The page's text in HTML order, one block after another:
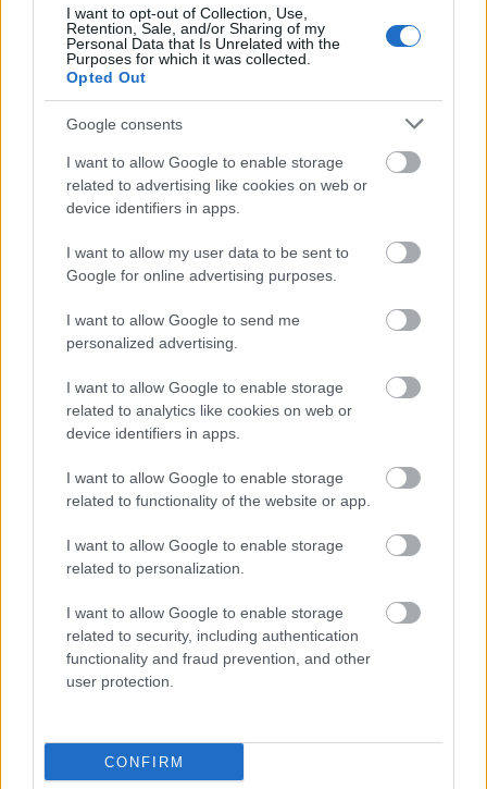
I want to opt-out of Collection, Use,
Retention, Sale, and/or Sharing of my
Personal Data that Is Unrelated with the
Purposes for which it was collected.
Opted Out
Google consents
I want to allow Google to enable storage
related to advertising like cookies on web or
device identifiers in apps.
I want to allow my user data to be sent to
Google for online advertising purposes.
I want to allow Google to send me
personalized advertising.
I want to allow Google to enable storage
related to analytics like cookies on web or
device identifiers in apps.
I want to allow Google to enable storage
related to functionality of the website or app.
I want to allow Google to enable storage
related to personalization.
I want to allow Google to enable storage
related to security, including authentication
functionality and fraud prevention, and other
user protection.
CONFIRM
Koncert Zene Pannonia Allstars Ska Orchestra
Park
ÉS BIOKERTÉSZKEDÉS A BËLGA ÚJ LEMEZÉN
AZ EMBERSÉG ÜNNEPE
ETNOFON AZ I. ONIFESZT-EN
https://kulturpart.hu/api/trackback/id/7945158
Kommentek: